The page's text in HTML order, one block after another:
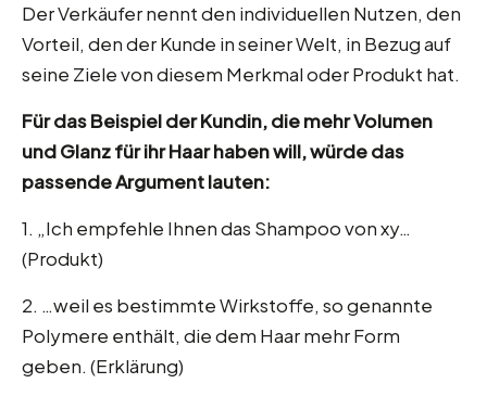
Der Verkäufer nennt den individuellen Nutzen, den
Vorteil, den der Kunde in seiner Welt, in Bezug auf
seine Ziele von diesem Merkmal oder Produkt hat.
Für das Beispiel der Kundin, die mehr Volumen
und Glanz für ihr Haar haben will, würde das
passende Argument lauten:
1. „Ich empfehle Ihnen das Shampoo von xy…
(Produkt)
2. …weil es bestimmte Wirkstoffe, so genannte
Polymere enthält, die dem Haar mehr Form
geben. (Erklärung)